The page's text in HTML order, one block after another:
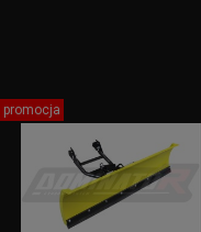
promocja